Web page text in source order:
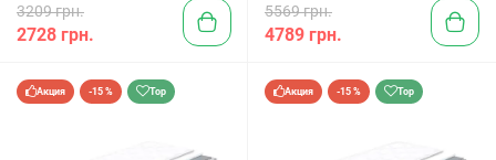
3209 грн.
2728 грн.
5569 грн.
4789 грн.
Акция -15 % Top Акция -15 % Top